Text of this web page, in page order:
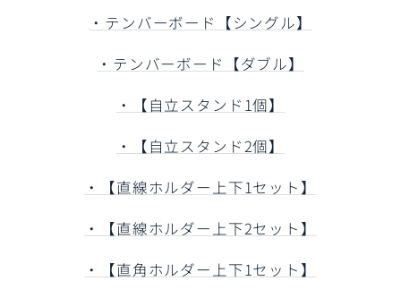
・テンバーボード【シングル】
・テンバーボード【ダブル】
・【自立スタンド1個】
・【自立スタンド2個】
・【直線ホルダー上下1セット】
・【直線ホルダー上下2セット】
・【直角ホルダー上下1セット】